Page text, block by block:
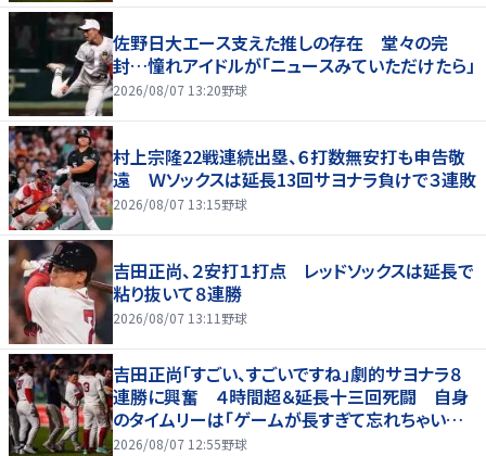
佐野日大エース支えた推しの存在 堂々の完
封…憧れアイドルが「ニュースみていただけたら」
2026/08/07 13:20野球
村上宗隆22戦連続出塁、６打数無安打も申告敬
遠 Ｗソックスは延長13回サヨナラ負けで３連敗
2026/08/07 13:15野球
吉田正尚、２安打１打点 レッドソックスは延長で
粘り抜いて８連勝
2026/08/07 13:11 野球
吉田正尚「すごい、すごいですね」劇的サヨナラ８
連勝に興奮 ４時間超＆延長十三回死闘 自身
のタイムリーは「ゲームが長すぎて忘れちゃいまし
た」
2026/08/07 12:55野球